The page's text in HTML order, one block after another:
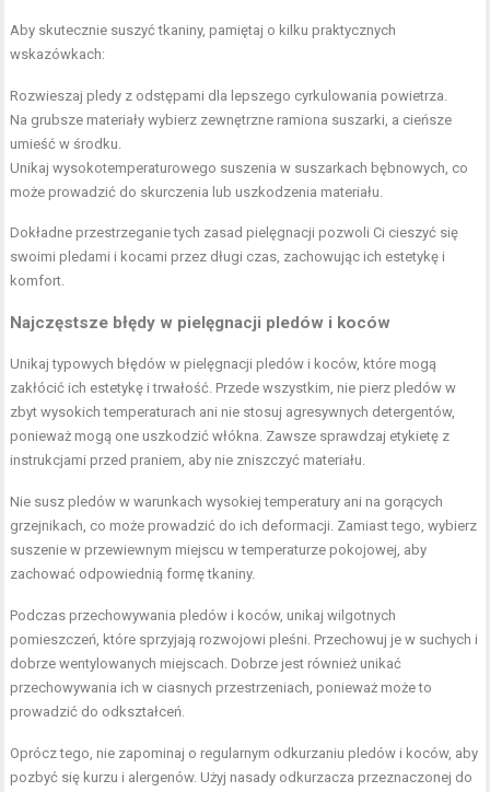
Aby skutecznie suszyć tkaniny, pamiętaj o kilku praktycznych
wskazówkach:
Rozwieszaj pledy z odstępami dla lepszego cyrkulowania powietrza.
Na grubsze materiały wybierz zewnętrzne ramiona suszarki, a cieńsze
umieść w środku.
Unikaj wysokotemperaturowego suszenia w suszarkach bębnowych, co
może prowadzić do skurczenia lub uszkodzenia materiału.
Dokładne przestrzeganie tych zasad pielęgnacji pozwoli Ci cieszyć się
swoimi pledami i kocami przez długi czas, zachowując ich estetykę i
komfort.
Najczęstsze błędy w pielęgnacji pledów i koców
Unikaj typowych błędów w pielęgnacji pledów i koców, które mogą
zakłócić ich estetykę i trwałość. Przede wszystkim, nie pierz pledów w
zbyt wysokich temperaturach ani nie stosuj agresywnych detergentów,
ponieważ mogą one uszkodzić włókna. Zawsze sprawdzaj etykietę z
instrukcjami przed praniem, aby nie zniszczyć materiału.
Nie susz pledów w warunkach wysokiej temperatury ani na gorących
grzejnikach, co może prowadzić do ich deformacji. Zamiast tego, wybierz
suszenie w przewiewnym miejscu w temperaturze pokojowej, aby
zachować odpowiednią formę tkaniny.
Podczas przechowywania pledów i koców, unikaj wilgotnych
pomieszczeń, które sprzyjają rozwojowi pleśni. Przechowuj je w suchych i
dobrze wentylowanych miejscach. Dobrze jest również unikać
przechowywania ich w ciasnych przestrzeniach, ponieważ może to
prowadzić do odkształceń.
Oprócz tego, nie zapominaj o regularnym odkurzaniu pledów i koców, aby
pozbyć się kurzu i alergenów. Użyj nasady odkurzacza przeznaczonej do